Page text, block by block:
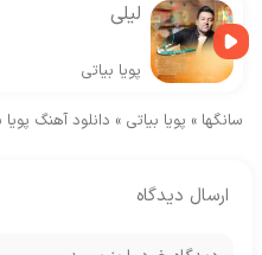
لیلی
پویا بیاتی
سانگها » پویا بیاتی » دانلود آهنگ
ارسال دیدگاه